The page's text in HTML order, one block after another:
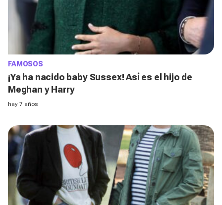
FAMOSOS
¡Ya ha nacido baby Sussex! Así es el hijo de
Meghan y Harry
hay 7 años